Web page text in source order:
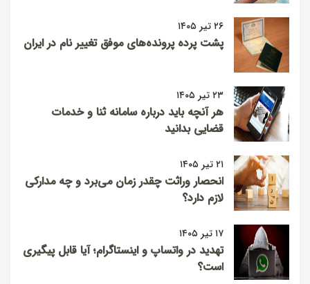
۲۶ تیر ۱۴۰۵
پشت پرده پرونده‌های موفق تغییر نام در ایران
۲۳ تیر ۱۴۰۵
هر آنچه باید درباره سامانه ثنا و خدمات
قضایی بدانید
۲۱ تیر ۱۴۰۵
انحصار وراثت چقدر زمان می‌برد و چه مدارکی
لازم دارد؟
۱۷ تیر ۱۴۰۵
تهدید در واتساپ و اینستاگرام؛ آیا قابل پیگیری
است؟